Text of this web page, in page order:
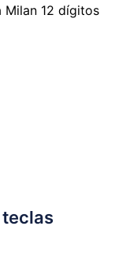
Milan 12 dígitos